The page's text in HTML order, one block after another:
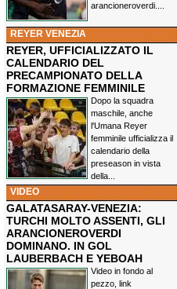
arancioneroverdi....
REYER VENEZIA
REYER, UFFICIALIZZATO IL
CALENDARIO DEL
PRECAMPIONATO DELLA
FORMAZIONE FEMMINILE
Dopo la squadra
maschile, anche
l'Umana Reyer
femminile ufficializza il
calendario della
preseason in vista
della...
VIDEO
GALATASARAY-VENEZIA:
TURCHI MOLTO ASSENTI, GLI
ARANCIONEROVERDI
DOMINANO. IN GOL
LAUBERBACH E YEBOAH
Video in fondo al
pezzo, link